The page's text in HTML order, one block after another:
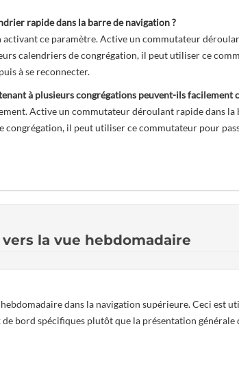
rapide dans la barre de navigation ?
ce paramètre. Active un commutateur
calendriers de congrégation, il peut utiliser ce
à se reconnecter.
à plusieurs congrégations peuvent-ils facilement
Active un commutateur déroulant rapide dans
congrégation, il peut utiliser ce commutateur pour
la vue hebdomadaire
dans la navigation supérieure. Ceci est
de bord spécifiques plutôt que la présentation